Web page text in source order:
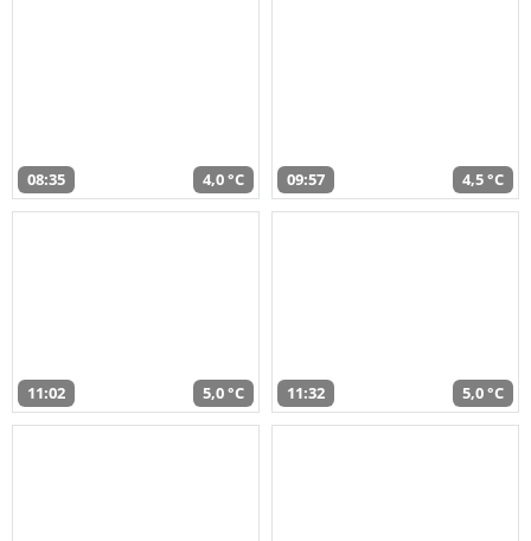
08:35 4,0 °C 09:57 4,5 °C
11:02 5,0 °C 11:32 5,0 °C